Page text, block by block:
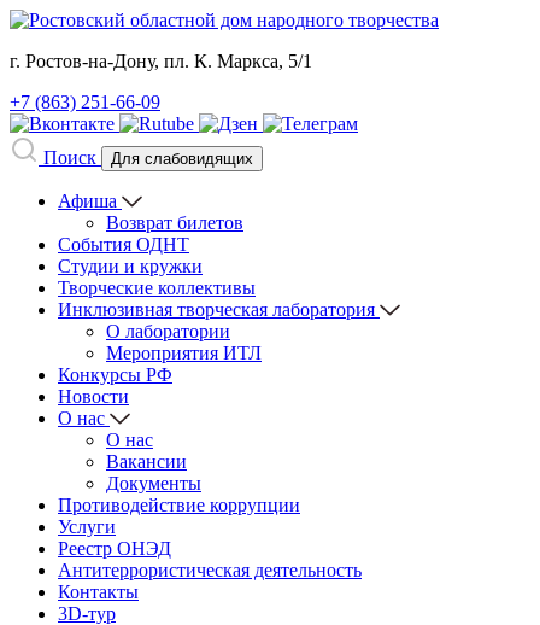
г. Ростов-на-Дону, пл. К. Маркса, 5/1
+7 (863) 251-66-09
Поиск Для слабовидящих
Афиша
Возврат билетов
События ОДНТ
Студии и кружки
Творческие коллективы
Инклюзивная творческая лаборатория
О лаборатории
Мероприятия ИТЛ
Конкурсы РФ
Новости
О нас
О нас
Вакансии
Документы
Противодействие коррупции
Услуги
Реестр ОНЭД
Антитеррористическая деятельность
Контакты
3D-тур